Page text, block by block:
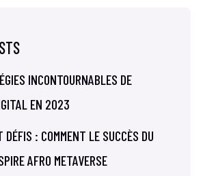
INCONTOURNABLES DE
EN 2023
DÉFIS : COMMENT LE SUCCÈS DU
AFRO METAVERSE